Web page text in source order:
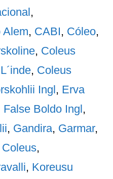
,
Alem, CABI, Cóleo,
, Coleus
, Coleus
Ingl, Erva
False Boldo Ingl,
, Gandira, Garmar,
,
, Koreusu